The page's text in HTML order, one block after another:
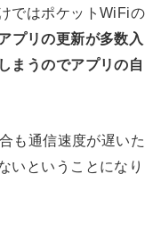
ではポケットWiFiの
プリの更新が多数入
まうのでアプリの自
も通信速度が遅いた
いということになり